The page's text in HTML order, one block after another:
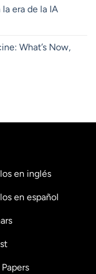
era de la IA
What’s Now,
en inglés
en español